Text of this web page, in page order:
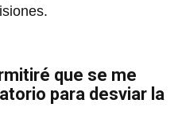
que se me
para desviar la